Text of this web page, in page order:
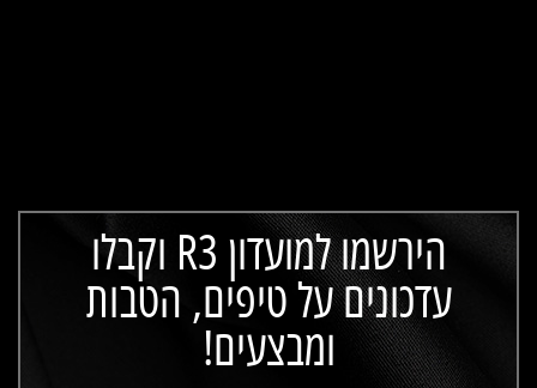
הירשמו למועדון R3 וקבלו
עדכונים על טיפים, הטבות
ומבצעים!